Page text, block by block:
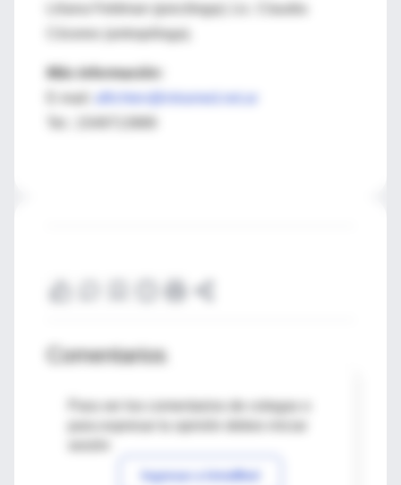
Liliana Feldman (psicóloga); Lic. Claudia
Cóceres (antropóloga).
Más información:
Comentarios
Para ver los comentarios de colegas o
Ingresar a IntraMed